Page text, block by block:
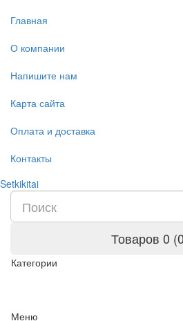
Главная
О компании
Напишите нам
Карта сайта
Оплата и доставка
Контакты
Setkikitai
Товаров 0
Категории
Меню